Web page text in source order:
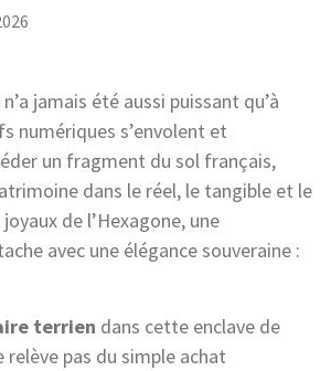
jamais été aussi puissant qu’à
numériques s’envolent et
un fragment du sol français,
dans le réel, le tangible et le
de l’Hexagone, une
avec une élégance souveraine :
terrien dans cette enclave de
relève pas du simple achat